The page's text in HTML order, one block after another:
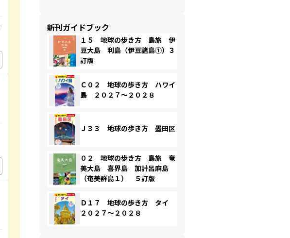
新刊ガイドブック
１５ 地球の歩き方 島旅 伊
豆大島 利島（伊豆諸島①）３
訂版
Ｃ０２ 地球の歩き方 ハワイ
島 ２０２７～２０２８
Ｊ３３ 地球の歩き方 墨田区
０２ 地球の歩き方 島旅 奄
美大島 喜界島 加計呂麻島
（奄美群島１） ５訂版
Ｄ１７ 地球の歩き方 タイ
２０２７～２０２８